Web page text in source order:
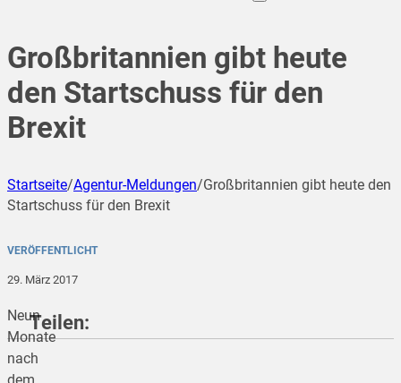
Großbritannien gibt heute
den Startschuss für den
Brexit
Startseite/Agentur-Meldungen/Großbritannien gibt heute den
Startschuss für den Brexit
VERÖFFENTLICHT
29. März 2017
Neun
Monate
nach
dem
Teilen: